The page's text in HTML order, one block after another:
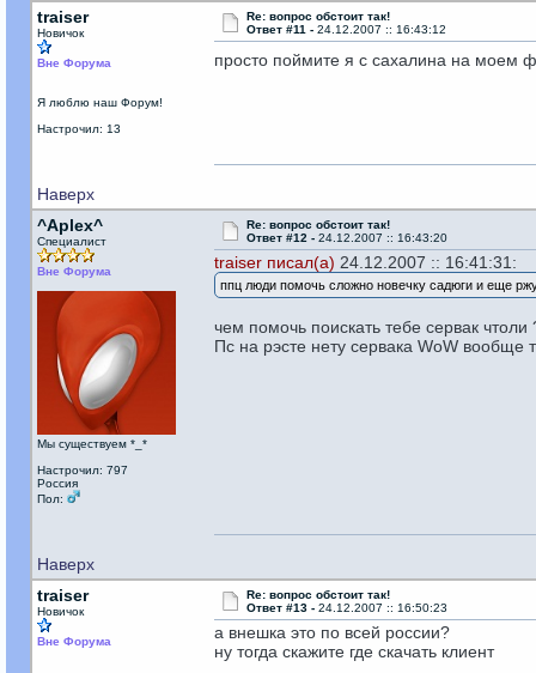
traiser
Новичок
Вне Форума
Я люблю наш Форум!
Настрочил: 13
Re: вопрос обстоит так!
Ответ #11 - 24.12.2007 :: 16:43:12
просто поймите я с сахалина на моем
Наверх
^Aplex^
Специалист
Вне Форума
Мы существуем *_*
Настрочил: 797
Россия
Пол:
Re: вопрос обстоит так!
Ответ #12 - 24.12.2007 :: 16:43:20
traiser писал(а) 24.12.2007 :: 16:41:31:
ппц люди помочь сложно новечку садюги и еще
чем помочь поискать тебе сервак чтоли
Пс на рэсте нету сервака WoW вообще
Наверх
traiser
Новичок
Вне Форума
Re: вопрос обстоит так!
Ответ #13 - 24.12.2007 :: 16:50:23
а внешка это по всей россии?
ну тогда скажите где скачать клиент